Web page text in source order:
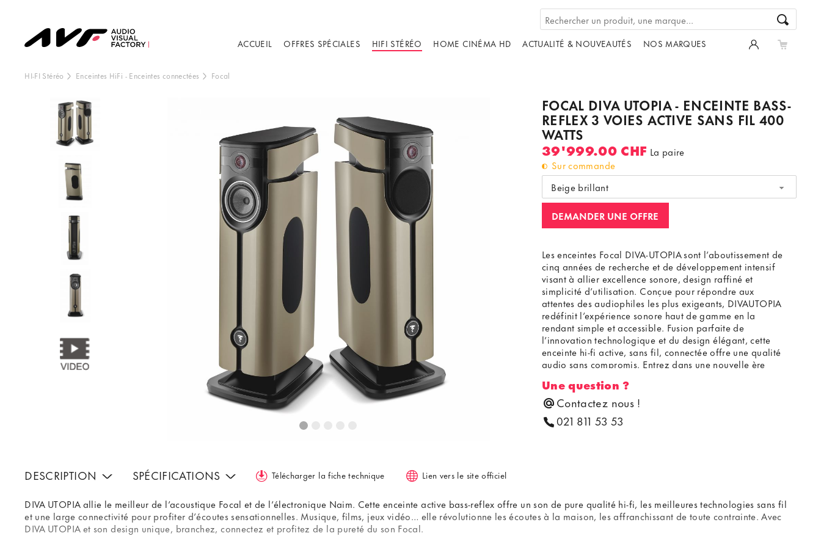
ACCUEIL OFFRES SPÉCIALES HIFI STÉRÉO HOME CINÉMA HD ACTUALITÉ & NOUVEAUTÉS NOS MARQUES
HI-FI Stéréo Enceintes HiFi - Enceintes connectées Focal
FOCAL DIVA UTOPIA - ENCEINTE BASS-
REFLEX 3 VOIES ACTIVE SANS FIL 400
WATTS
39'999.00 CHF La paire
Sur commande
Beige brillant
DEMANDER UNE OFFRE
Ce contenu est hébergé par un tiers. En affichant le contenu
externe, vous acceptez les termes et conditions
de
youtube.com.
Voir la vidéo Ne plus demander
Les enceintes Focal DIVA-UTOPIA sont l’aboutissement de
cinq années de recherche et de développement intensif
visant à allier excellence sonore, design raffiné et
simplicité d’utilisation. Conçue pour répondre aux
attentes des audiophiles les plus exigeants, DIVAUTOPIA
redéfinit l’expérience sonore haut de gamme en la
rendant simple et accessible. Fusion parfaite de
l’innovation technologique et du design élégant, cette
enceinte hi-fi active, sans fil, connectée offre une qualité
audio sans compromis. Entrez dans une nouvelle ère
Une question ?
Contactez nous !
021 811 53 53
DESCRIPTION
DIVA UTOPIA allie le meilleur de l’acoustique Focal et de l’électronique Naim. Cette enceinte active bass-reflex offre un son de pure qualité hi-fi, les meilleures technologies sans fil
et une large connectivité pour profiter d’écoutes sensationnelles. Musique, films, jeux vidéo… elle révolutionne les écoutes à la maison, les affranchissant de toute contrainte. Avec
DIVA UTOPIA et son design unique, branchez, connectez et profitez de la pureté du son Focal.
SPÉCIFICATIONS Télécharger la fiche technique Lien vers le site officiel